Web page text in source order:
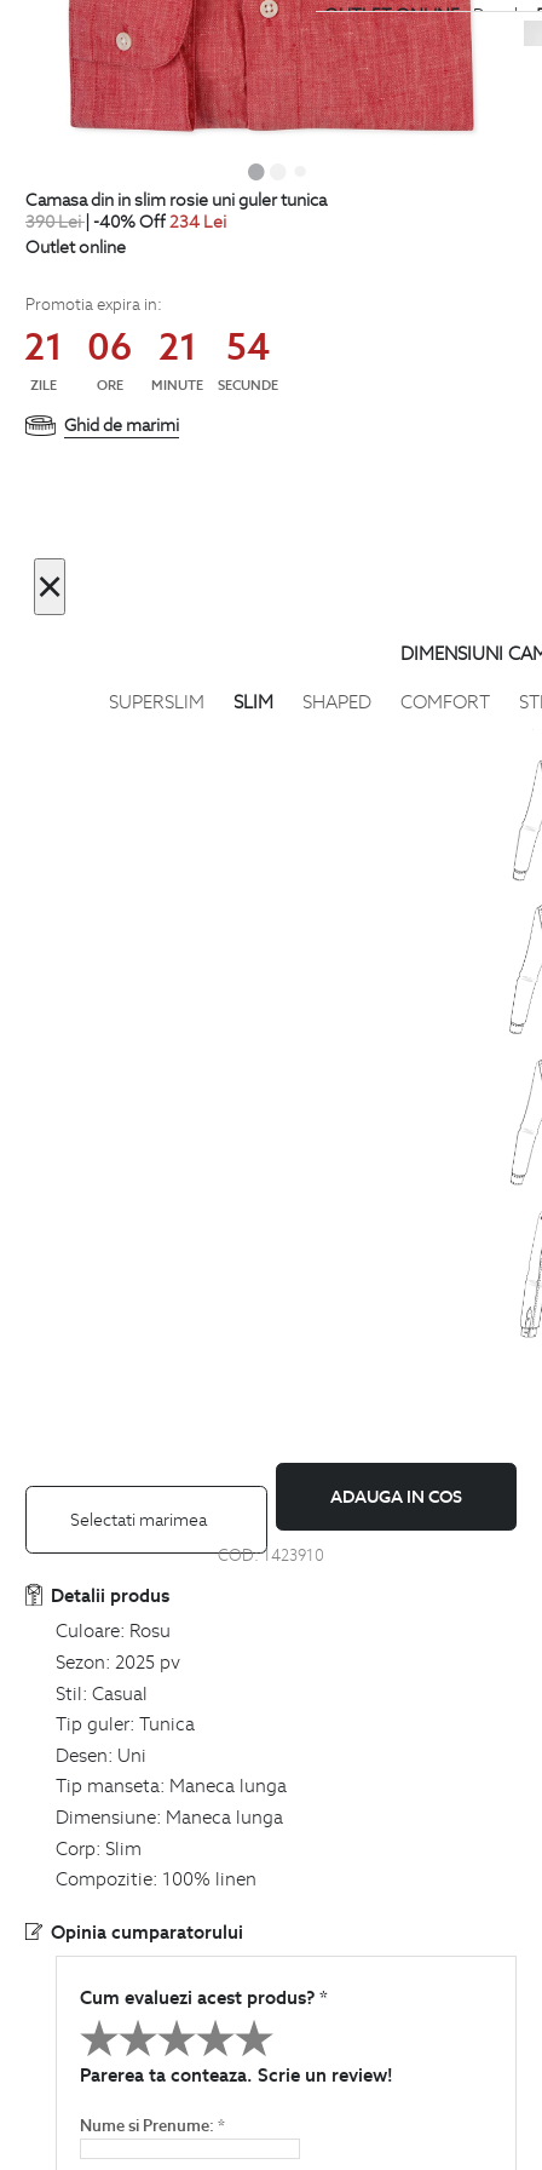
OUTLET ONLINE- Pana la-
categoriaTricouri. Stoc
OUTLET ONLINE- Pana la
categoriaPlaja. Stoc limitat
camasa din in slim rosie uni guler tunica
390Lei| -40% Off234 Lei
Outlet online
Promotia expira in:
21
ZILE
06
ORE
21
MINUTE
54
SECUNDE
Ghid de marimi
×
DIMENSIUNI
SUPERSLIM
SLIM SHAPED COMFORT
Selectati marimea
ADAUGA IN COS
COD:1423910
Detalii produs
Culoare: Rosu
Sezon: 2025 pv
Stil: Casual
Tip guler: Tunica
Desen: Uni
Tip manseta: Maneca lunga
Dimensiune: Maneca lunga
Corp: Slim
Compozitie: 100% linen
Opinia cumparatorului
Cum evaluezi acest produs? *
Parerea ta conteaza. Scrie un review!
Nume si Prenume: *